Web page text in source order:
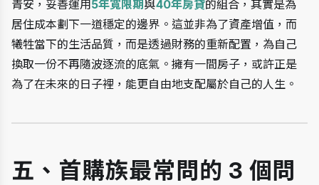
青安，妥善運用5年寬限期與40年房貸的組合，其實是為
居住成本劃下一道穩定的邊界。這並非為了資產增值，而
犧牲當下的生活品質，而是透過財務的重新配置，為自己
換取一份不再隨波逐流的底氣。擁有一間房子，或許正是
為了在未來的日子裡，能更自由地支配屬於自己的人生。
五、首購族最常問的 3 個問